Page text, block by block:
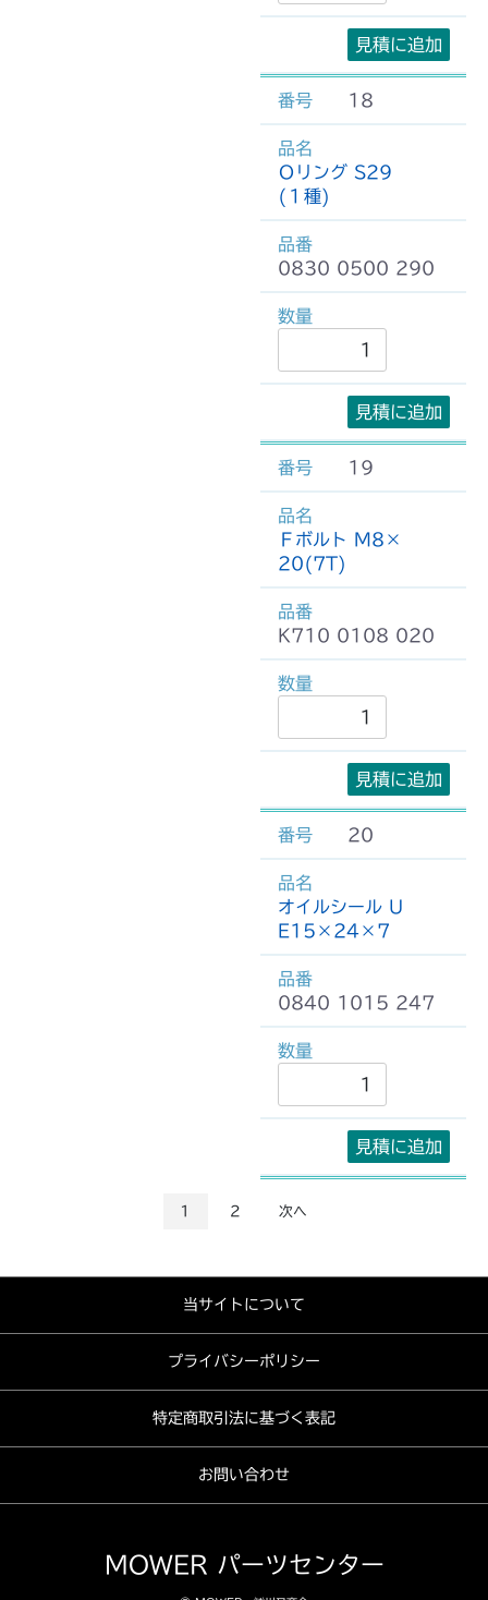
見積に追加
18
Ｏリング S29
(１種)
0830 0500 290
見積に追加
19
Ｆボルト M8×
20(7T)
K710 0108 020
見積に追加
20
オイルシール U
E15×24×7
0840 1015 247
見積に追加
1 2 次へ
当サイトについて
プライバシーポリシー
特定商取引法に基づく表記
お問い合わせ
MOWER パーツセンター